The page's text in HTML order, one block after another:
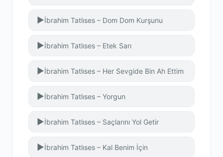
▶İbrahim Tatlıses – Dom Dom Kurşunu
▶İbrahim Tatlıses – Etek Sarı
▶İbrahim Tatlıses – Her Sevgide Bin Ah Ettim
▶İbrahim Tatlıses – Yorgun
▶İbrahim Tatlıses – Saçlarını Yol Getir
▶İbrahim Tatlıses – Kal Benim İçin